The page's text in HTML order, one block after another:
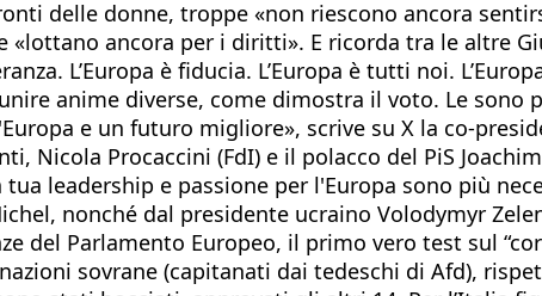
delle donne, troppe «non riescono ancora
ancora per i diritti». E ricorda tra le altre
L’Europa è fiducia. L’Europa è tutti noi.
anime diverse, come dimostra il voto. Le
e un futuro migliore», scrive su X la co-
Nicola Procaccini (FdI) e il polacco del PiS
leadership e passione per l'Europa sono più
nonché dal presidente ucraino Volodymyr
del Parlamento Europeo, il primo vero test sul
sovrane (capitanati dai tedeschi di Afd),